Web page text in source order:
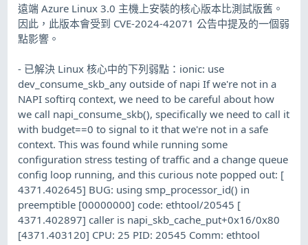
遠端 Azure Linux 3.0 主機上安裝的核心版本比測試版舊。
因此，此版本會受到 CVE-2024-42071 公告中提及的一個弱
點影響。
- 已解決 Linux 核心中的下列弱點：ionic: use
dev_consume_skb_any outside of napi If we're not in a
NAPI softirq context, we need to be careful about how
we call napi_consume_skb(), specifically we need to call it
with budget==0 to signal to it that we're not in a safe
context. This was found while running some
configuration stress testing of traffic and a change queue
config loop running, and this curious note popped out: [
4371.402645] BUG: using smp_processor_id() in
preemptible [00000000] code: ethtool/20545 [
4371.402897] caller is napi_skb_cache_put+0x16/0x80
[4371.403120] CPU: 25 PID: 20545 Comm: ethtool